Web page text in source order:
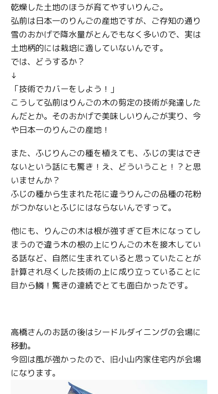
乾燥した土地のほうが育てやすいりんご。
弘前は日本一のりんごの産地ですが、ご存知の通り
雪のおかげで降水量がとんでもなく多いので、実は
土地柄的には栽培に適していないんです。
では、どうするか？
↓
「技術でカバーをしよう！」
こうして弘前はりんごの木の剪定の技術が発達した
んだとか。 そのおかげで美味しいりんごが実り、今
や日本一のりんごの産地！
また、ふじりんごの種を植えても、ふじの実はでき
ないという話にも驚き！ え、どういうこと！？と思
いませんか？
ふじの種から生まれた花に違うりんごの品種の花粉
がつかないとふじにはならないんですって。
他にも、りんごの木は根が強すぎて巨木になってし
まうので違う木の根の上にりんごの木を接木してい
る話など、自然に生まれていると思っていたことが
計算され尽くした技術の上に成り立っていることに
目から鱗！驚きの連続でとても面白かったです。
高橋さんのお話の後はシードルダイニングの会場に
移動。
今回は風が強かったので、旧小山内家住宅内が会場
になります。